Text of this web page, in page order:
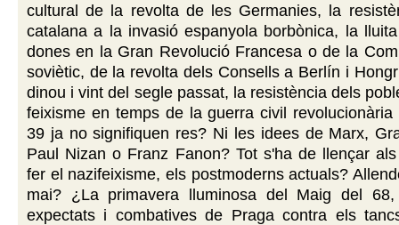
cultural de la revolta de les Germanies, la
catalana a la invasió espanyola borbònica, la
dones en la Gran Revolució Francesa o de la
soviètic, de la revolta dels Consells a Berlín i
dinou i vint del segle passat, la resistència dels
feixisme en temps de la guerra civil
39 ja no signifiquen res? Ni les idees de Marx,
Paul Nizan o Franz Fanon? Tot s'ha de llençar
fer el nazifeixisme, els postmoderns actuals?
mai? ¿La primavera lluminosa del Maig del
expectats i combatives de Praga contra els